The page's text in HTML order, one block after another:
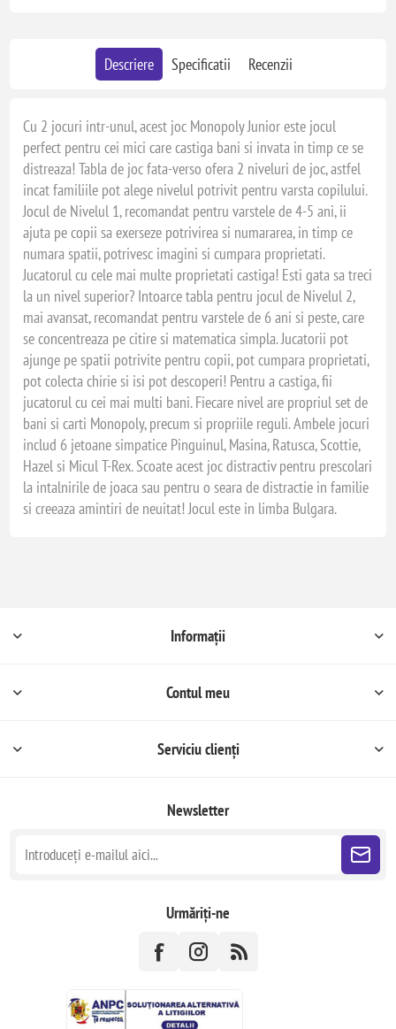
Descriere Specificatii Recenzii
Cu 2 jocuri intr-unul, acest joc Monopoly Junior este jocul
perfect pentru cei mici care castiga bani si invata in timp ce se
distreaza! Tabla de joc fata-verso ofera 2 niveluri de joc, astfel
incat familiile pot alege nivelul potrivit pentru varsta copilului.
Jocul de Nivelul 1, recomandat pentru varstele de 4-5 ani, ii
ajuta pe copii sa exerseze potrivirea si numararea, in timp ce
numara spatii, potrivesc imagini si cumpara proprietati.
Jucatorul cu cele mai multe proprietati castiga! Esti gata sa treci
la un nivel superior? Intoarce tabla pentru jocul de Nivelul 2,
mai avansat, recomandat pentru varstele de 6 ani si peste, care
se concentreaza pe citire si matematica simpla. Jucatorii pot
ajunge pe spatii potrivite pentru copii, pot cumpara proprietati,
pot colecta chirie si isi pot descoperi! Pentru a castiga, fii
jucatorul cu cei mai multi bani. Fiecare nivel are propriul set de
bani si carti Monopoly, precum si propriile reguli. Ambele jocuri
includ 6 jetoane simpatice Pinguinul, Masina, Ratusca, Scottie,
Hazel si Micul T-Rex. Scoate acest joc distractiv pentru prescolari
la intalnirile de joaca sau pentru o seara de distractie in familie
si creeaza amintiri de neuitat! Jocul este in limba Bulgara.
Informații
Contul meu
Serviciu clienți
Newsletter
Urmăriți-ne